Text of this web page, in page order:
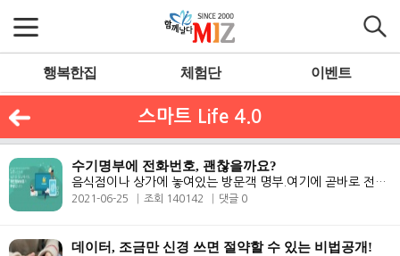
행복한집 체험단 이벤트
스마트 Life 4.0
수기명부에 전화번호, 괜찮을까요?
음식점이나 상가에 놓여있는 방문객 명부.여기에 곧바로 전화번호를 적어도..
2021-06-25 조회 140142 댓글 0
데이터, 조금만 신경 쓰면 절약할 수 있는 비법공개!